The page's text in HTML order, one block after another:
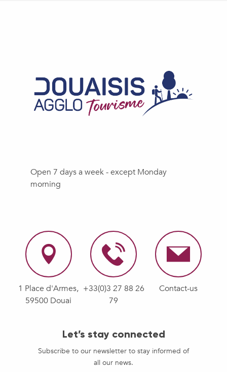
Open 7 days a week - except Monday
morning
1 Place d'Armes,
59500 Douai
+33(0)3 27 88 26
79
Contact-us
Let’s stay connected
Subscribe to our newsletter to stay informed of
all our news.